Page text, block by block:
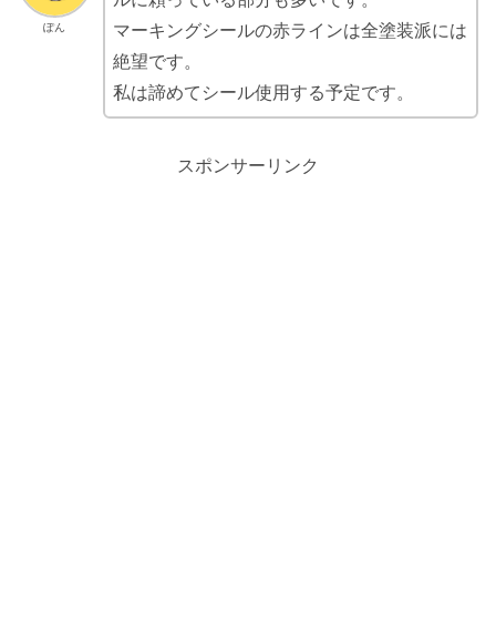
ぽん
マーキングシールの赤ラインは全塗装派には
絶望です。
私は諦めてシール使用する予定です。
スポンサーリンク